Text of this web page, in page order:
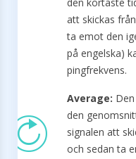
att skickas
ta emot den
på engelska)
pingfrekvens.
Average:
den
signalen att
och sedan ta